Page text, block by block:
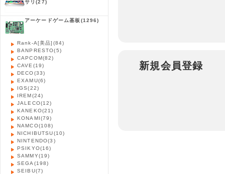
サリ(27)
アーケードゲーム基板 (1296)
Rank-A[美品] (84)
BANPRESTO(5)
CAPCOM(82)
CAVE (19)
DECO(33)
EXAMU(6)
IGS(22)
IREM(24)
JALECO(12)
KANEKO(21)
KONAMI(79)
NAMCO(108)
NICHIBUTSU(10)
NINTENDO(3)
PSIKYO(16)
SAMMY(19)
SEGA (198)
SEIBU(7)
新規会員登録